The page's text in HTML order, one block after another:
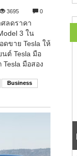
3695 0
ลดราคา
3 ใน
ดขาย Tesla ให้
ต์ Tesla มือ
Tesla มือสอง
Business